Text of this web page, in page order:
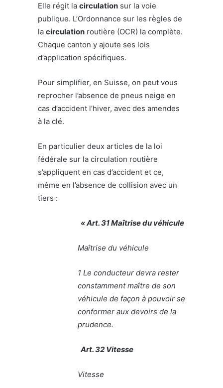
Elle régit la circulation sur la voie
publique. L’Ordonnance sur les règles de
la circulation routière (OCR) la complète.
Chaque canton y ajoute ses lois
d’application spécifiques.
Pour simplifier, en Suisse, on peut vous
reprocher l’absence de pneus neige en
cas d’accident l’hiver, avec des amendes
à la clé.
En particulier deux articles de la loi
fédérale sur la circulation routière
s’appliquent en cas d’accident et ce,
même en l’absence de collision avec un
tiers :
« Art. 31 Maîtrise du véhicule
Maîtrise du véhicule
1 Le conducteur devra rester
constamment maître de son
véhicule de façon à pouvoir se
conformer aux devoirs de la
prudence.
Art. 32 Vitesse
Vitesse